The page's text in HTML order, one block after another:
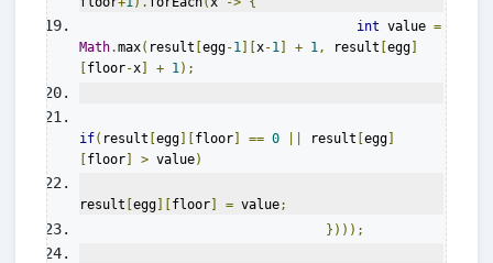
int value =
Math.max( result [egg-1 ][x-1 + 1, result [egg
floor-x + 1);
if( result [egg floor == 0 result [egg
floor > value)
result [egg floor = value;
})));